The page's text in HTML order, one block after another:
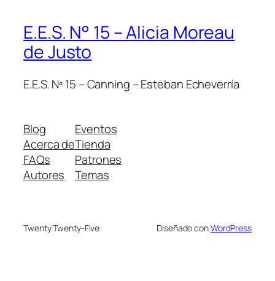
E.E.S. N° 15 – Alicia Moreau
de Justo
E.E.S. Nº 15 – Canning – Esteban Echeverría
Blog
Acerca de
FAQs
Autores
Eventos
Tienda
Patrones
Temas
Twenty Twenty-Five Diseñado conWordPress